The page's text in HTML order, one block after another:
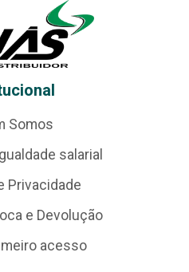
Somos
salarial
Privacidade
e Devolução
acesso